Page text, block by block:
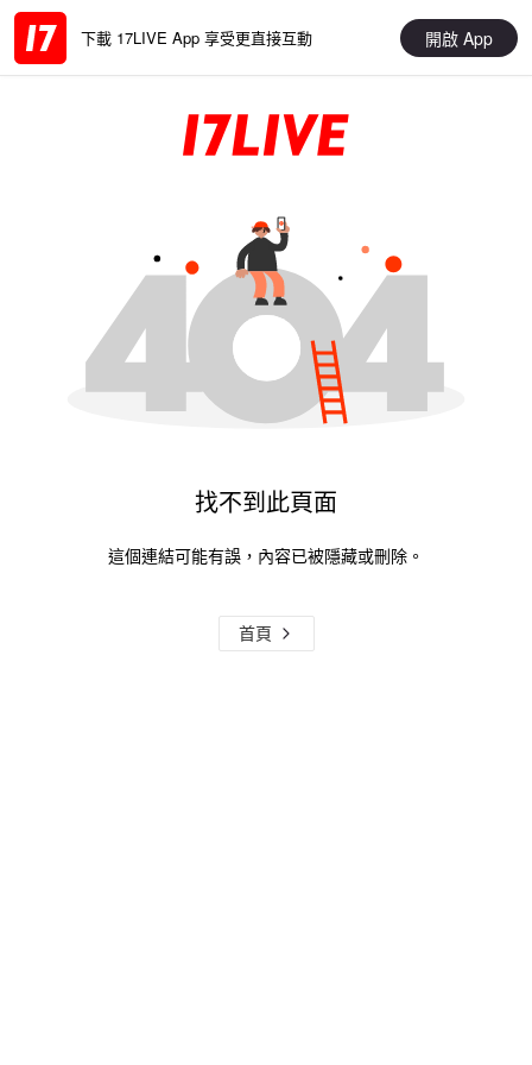
下載 17LIVE App 享受更直接互動 開啟 App
找不到此頁面
這個連結可能有誤，內容已被隱藏或刪除。
首頁